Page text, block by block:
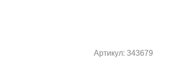
Артикул: 343679